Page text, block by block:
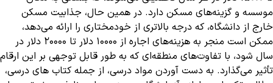
موسسه و گزینه‌های مسکن دارد. در همین حال، جذابیت مسکن
خارج از دانشگاه، که درجه بالاتری از خودمختاری را ارائه می‌دهد،
ممکن است منجر به هزینه‌های اجاره از 10000 دلار تا 20000 دلار در
سال شود، با تفاوت‌های منطقه‌ای که به طور قابل توجهی بر این ارقام
تأثیر می‌گذارد. به دست آوردن مواد درسی، از جمله کتاب های درسی،